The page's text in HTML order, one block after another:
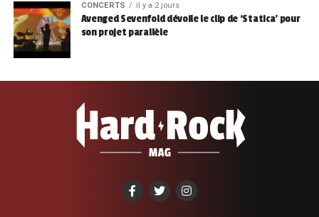
CONCERTS il y a 2 jours
Avenged Sevenfold dévoile le clip de ‘Statica’ pour
son projet parallèle